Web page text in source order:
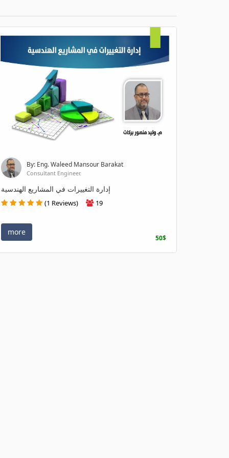
By: Eng. Waleed Mansour Barakat
Consultant Engineer.
إدارة التغييرات في المشاريع الهندسية
(1 Reviews) 19
more
50$